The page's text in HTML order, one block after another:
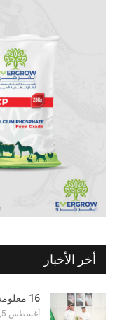
أخر الأخبار
16 معلومة حول زيارة وفد الهيئة العربية للإستثمار…
أغسطس 5, 2026